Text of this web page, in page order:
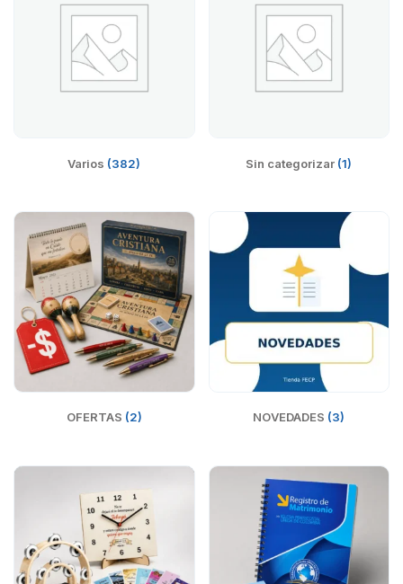
Varios (382) Sin categorizar (1)
OFERTAS (2) NOVEDADES (3)